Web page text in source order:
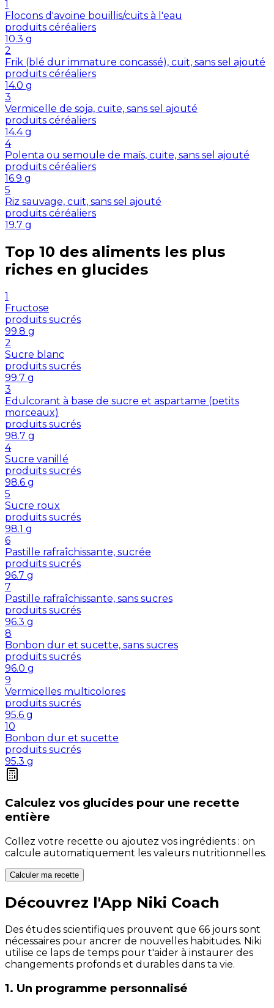
1
Flocons d'avoine bouillis/cuits à l'eau
produits céréaliers
10.3 g
2
Frik (blé dur immature concassé), cuit, sans sel ajouté
produits céréaliers
14.0 g
3
Vermicelle de soja, cuite, sans sel ajouté
produits céréaliers
14.4 g
4
Polenta ou semoule de maïs, cuite, sans sel ajouté
produits céréaliers
16.9 g
5
Riz sauvage, cuit, sans sel ajouté
produits céréaliers
19.7 g
Top 10 des aliments les plus
riches en glucides
1
Fructose
produits sucrés
99.8 g
2
Sucre blanc
produits sucrés
99.7 g
3
Edulcorant à base de sucre et aspartame (petits
morceaux)
produits sucrés
98.7 g
4
Sucre vanillé
produits sucrés
98.6 g
5
Sucre roux
produits sucrés
98.1 g
6
Pastille rafraîchissante, sucrée
produits sucrés
96.7 g
7
Pastille rafraîchissante, sans sucres
produits sucrés
96.3 g
8
Bonbon dur et sucette, sans sucres
produits sucrés
96.0 g
9
Vermicelles multicolores
produits sucrés
95.6 g
10
Bonbon dur et sucette
produits sucrés
95.3 g
Calculez vos glucides pour une recette
entière
Collez votre recette ou ajoutez vos ingrédients : on
calcule automatiquement les valeurs nutritionnelles.
Calculer ma recette
Découvrez l'App Niki Coach
Des études scientifiques prouvent que 66 jours sont
nécessaires pour ancrer de nouvelles habitudes. Niki
utilise ce laps de temps pour t'aider à instaurer des
changements profonds et durables dans ta vie.
1. Un programme personnalisé